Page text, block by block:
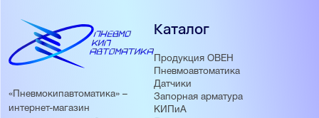
«Пневмокипавтоматика» –
интернет-магазин
Каталог
Продукция ОВЕН
Пневмоавтоматика
Датчики
Запорная арматура
КИПиА